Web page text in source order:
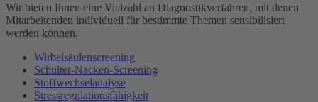
Wir bieten Ihnen eine Vielzahl an Diagnostikverfahren, mit denen
Mitarbeitenden individuell für bestimmte Themen sensibilisiert
werden können.
Wirbelsäulenscreening
Schulter-Nacken-Screening
Stoffwechselanalyse
Stressregulationsfähigkeit